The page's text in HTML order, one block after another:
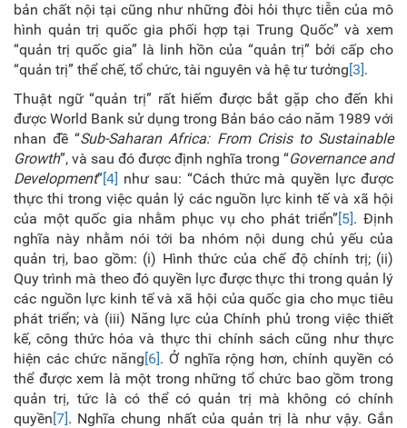
bản chất nội tại cũng như những đòi hỏi thực tiễn của mô
hình quản trị quốc gia phối hợp tại Trung Quốc” và xem
“quản trị quốc gia” là linh hồn của “quản trị” bởi cấp cho
“quản trị” thể chế, tổ chức, tài nguyên và hệ tư tưởng[3].
Thuật ngữ “quản trị” rất hiếm được bắt gặp cho đến khi
được World Bank sử dụng trong Bản báo cáo năm 1989 với
nhan đề“Sub‑Saharan Africa: From Crisis to Sustainable
Growth”, và sau đó được định nghĩa trong “Governance and
Development”[4] như sau: “Cách thức mà quyền lực được
thực thi trong việc quản lý các nguồn lực kinh tế và xã hội
của một quốc gia nhằm phục vụ cho phát triển”[5]. Định
nghĩa này nhằm nói tới ba nhóm nội dung chủ yếu của
quản trị, bao gồm: (i) Hình thức của chế độ chính trị; (ii)
Quy trình mà theo đó quyền lực được thực thi trong quản lý
các nguồn lực kinh tế và xã hội của quốc gia cho mục tiêu
phát triển; và (iii) Năng lực của Chính phủ trong việc thiết
kế, công thức hóa và thực thi chính sách cũng như thực
hiện các chức năng[6]. Ở nghĩa rộng hơn, chính quyền có
thể được xem là một trong những tổ chức bao gồm trong
quản trị, tức là có thể có quản trị mà không có chính
quyền[7]. Nghĩa chung nhất của quản trị là như vậy. Gắn